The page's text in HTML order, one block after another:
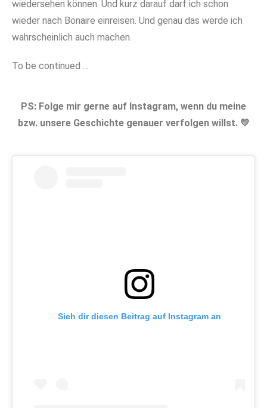
wiedersehen können. Und kurz darauf darf ich schon
wieder nach Bonaire einreisen. Und genau das werde ich
wahrscheinlich auch machen.
To be continued …
PS: Folge mir gerne auf Instagram, wenn du meine
bzw. unsere Geschichte genauer verfolgen willst. 💛
Sieh dir diesen Beitrag auf Instagram an